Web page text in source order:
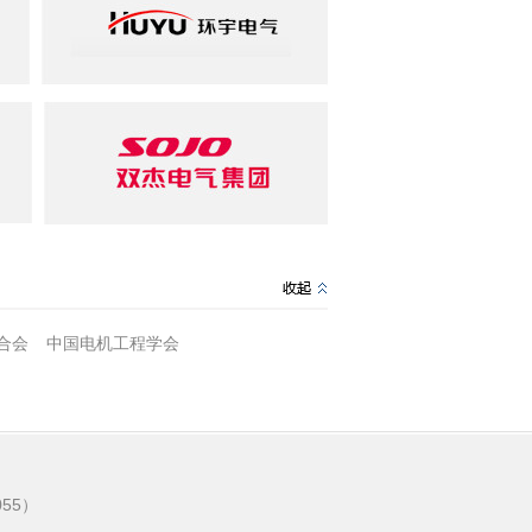
会
中国电机工程学会
）